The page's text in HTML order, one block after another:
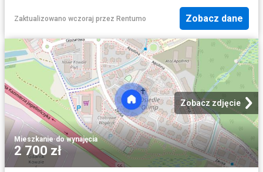
Zaktualizowano wczoraj przez Rentumo Zobacz dane
Zobacz zdjęcie
Mieszkanie·do wynajęcia
2 700 zł